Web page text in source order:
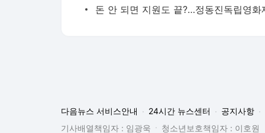
다음뉴스 서비스안내 24시간 뉴스센터
공지사항
기사배열책임자 : 임광욱
청소년보호책임자 : 이호원